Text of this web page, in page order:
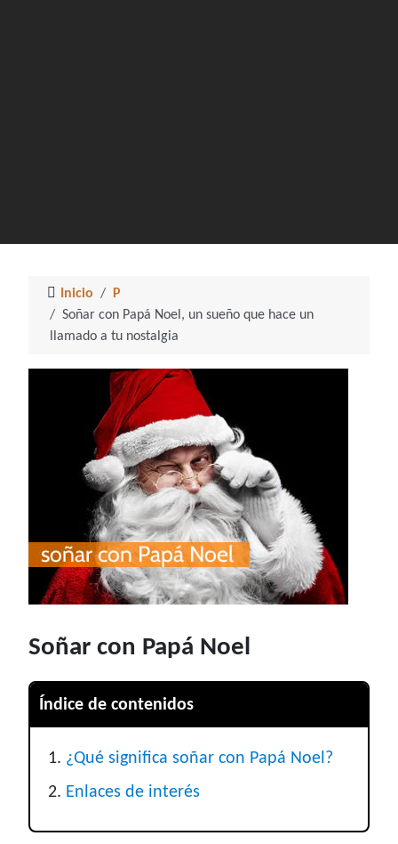
Inicio
P
Soñar con Papá Noel, un sueño que hace un
llamado a tu nostalgia
Soñar con Papá Noel
Índice de contenidos
¿Qué significa soñar con Papá Noel?
Enlaces de interés